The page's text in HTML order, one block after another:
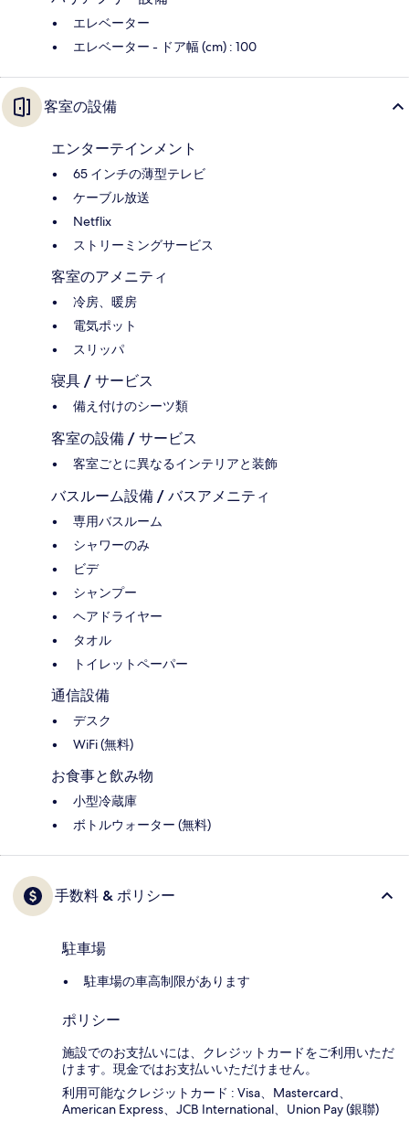
エレベーター
エレベーター - ドア幅 (cm) : 100
客室の設備
エンターテインメント
65 インチの薄型テレビ
ケーブル放送
Netflix
ストリーミングサービス
客室のアメニティ
冷房、暖房
電気ポット
スリッパ
寝具 / サービス
備え付けのシーツ類
客室の設備 / サービス
客室ごとに異なるインテリアと装飾
バスルーム設備 / バスアメニティ
専用バスルーム
シャワーのみ
ビデ
シャンプー
ヘアドライヤー
タオル
トイレットペーパー
通信設備
デスク
WiFi (無料)
お食事と飲み物
小型冷蔵庫
ボトルウォーター (無料)
手数料 & ポリシー
駐車場
駐車場の車高制限があります
ポリシー
施設でのお支払いには、クレジットカードをご利用いただ
けます。現金ではお支払いいただけません。
利用可能なクレジットカード : Visa、Mastercard、
American Express、JCB International、Union Pay (銀聯)